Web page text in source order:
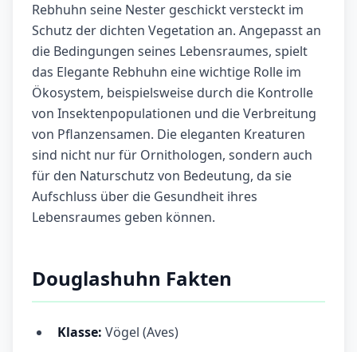
Rebhuhn seine Nester geschickt versteckt im
Schutz der dichten Vegetation an. Angepasst an
die Bedingungen seines Lebensraumes, spielt
das Elegante Rebhuhn eine wichtige Rolle im
Ökosystem, beispielsweise durch die Kontrolle
von Insektenpopulationen und die Verbreitung
von Pflanzensamen. Die eleganten Kreaturen
sind nicht nur für Ornithologen, sondern auch
für den Naturschutz von Bedeutung, da sie
Aufschluss über die Gesundheit ihres
Lebensraumes geben können.
Douglashuhn Fakten
Klasse: Vögel (Aves)